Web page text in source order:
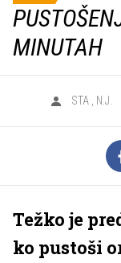
MINUTAH
STA N.J.
Težko je
ko pustoši